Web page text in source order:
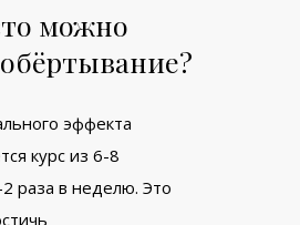
можно
эффекта
курс из 6-8
раза в неделю. Это